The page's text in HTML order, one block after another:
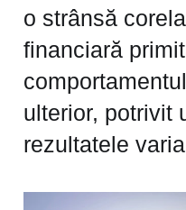
o strânsă
financiară
ulterior, potrivit
rezultatele